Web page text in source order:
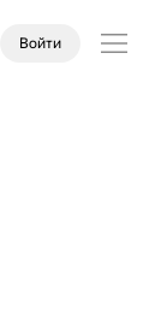
Войти